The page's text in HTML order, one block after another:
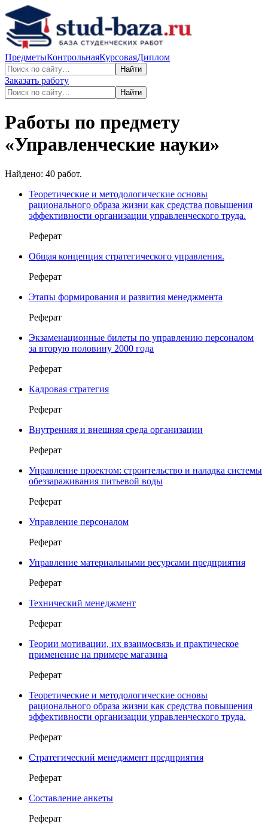
ПредметыКонтрольнаяКурсоваяДиплом
Найти
Заказать работу
Найти
Работы по предмету
«Управленческие науки»
Найдено: 40 работ.
Теоретические и методологические основы
рационального образа жизни как средства повышения
эффективности организации управленческого труда.
Реферат
Общая концепция стратегического управления.
Реферат
Этапы формирования и развития менеджмента
Реферат
Экзаменационные билеты по управлению персоналом
за вторую половину 2000 года
Реферат
Кадровая стратегия
Реферат
Внутренняя и внешняя среда организации
Реферат
Управление проектом: строительство и наладка системы
обеззараживания питьевой воды
Реферат
Управление персоналом
Реферат
Управление материальными ресурсами предприятия
Реферат
Технический менеджмент
Реферат
Теории мотивации, их взаимосвязь и практическое
применение на примере магазина
Реферат
Теоретические и методологические основы
рационального образа жизни как средства повышения
эффективности организации управленческого труда.
Реферат
Стратегический менеджмент предприятия
Реферат
Составление анкеты
Реферат